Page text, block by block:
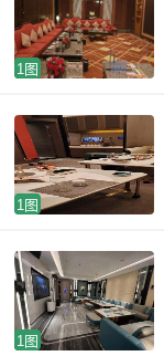
1图
1图
1图